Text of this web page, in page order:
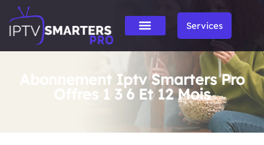
Services
Abonnement Iptv Smarters Pro
Offres 1 3 6 Et 12 Mois